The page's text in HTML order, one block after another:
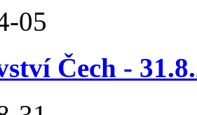
05
Čech -